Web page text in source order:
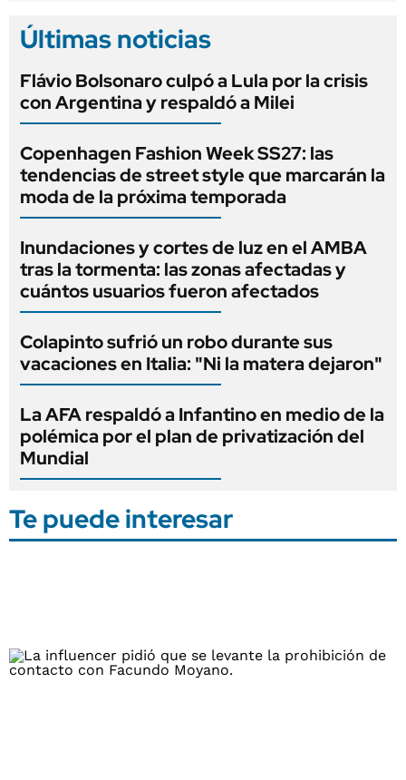
Últimas noticias
Flávio Bolsonaro culpó a Lula por la crisis
con Argentina y respaldó a Milei
Copenhagen Fashion Week SS27: las
tendencias de street style que marcarán la
moda de la próxima temporada
Inundaciones y cortes de luz en el AMBA
tras la tormenta: las zonas afectadas y
cuántos usuarios fueron afectados
Colapinto sufrió un robo durante sus
vacaciones en Italia: "Ni la matera dejaron"
La AFA respaldó a Infantino en medio de la
polémica por el plan de privatización del
Mundial
Te puede interesar